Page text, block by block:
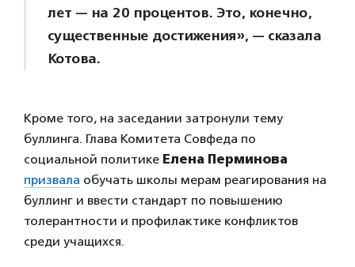
лет — на 20 процентов. Это, конечно,
существенные достижения», — сказала
Котова.
Кроме того, на заседании затронули тему
буллинга. Глава Комитета Совфеда по
социальной политике Елена Перминова
призвала обучать школы мерам реагирования на
буллинг и ввести стандарт по повышению
толерантности и профилактике конфликтов
среди учащихся.